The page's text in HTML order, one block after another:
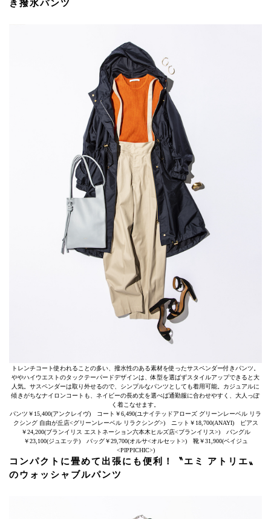
き撥水パンツ
トレンチコート使われることの多い、撥水性のある素材を使ったサスペンダー付きパンツ。
ややハイウエストのタックテーパードデザインは、体型を選ばずスタイルアップできると大
人気。サスペンダーは取り外せるので、シンプルなパンツとしても着用可能。カジュアルに
傾きがちなナイロンコートも、ネイビーの長め丈を選べば通勤服に合わせやすく、大人っぽ
く着こなせます。
パンツ￥15,400(アンクレイヴ) コート￥6,490(ユナイテッドアローズ グリーンレーベル リラ
クシング 自由が丘店<グリーンレーベル リラクシング>) ニット￥18,700(ANAYI) ピアス
￥24,200(ブランイリス エストネーション六本木ヒルズ店<ブランイリス>) バングル
￥23,100(ジュエッテ) バッグ￥29,700(オルサ<オルセット>) 靴￥31,900(ベイジュ
<PIPPICHIC>)
コンパクトに畳めて出張にも便利！〝エミ アトリエ〟
のウォッシャブルパンツ